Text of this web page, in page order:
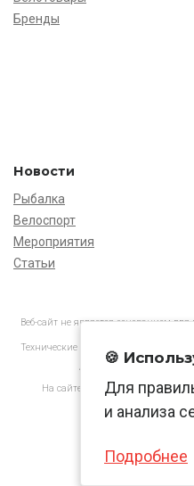
Бренды
Новости
Рыбалка
Велоспорт
Мероприятия
Статьи
Веб-сайт не является основанием
Технические характеристики товаров
АО «Нормарк» ИНН
На сайте применяются
🍪
Для
и анализа
Подробнее